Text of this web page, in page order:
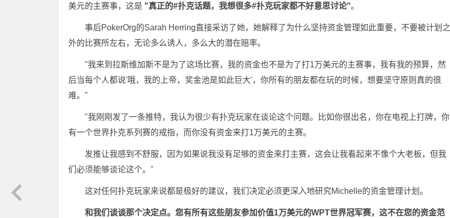
美元的主赛事，这是 "真正的#扑克话题，我想很多#扑克玩家都不好意思讨论"。
事后PokerOrg的Sarah Herring直接采访了她，她解释了为什么坚持资金管理如此重要，不要被计划之
外的比赛所左右，无论多么诱人，多么大的潜在赔率。
"我来到拉斯维加斯不是为了这场比赛，我的资金也不是为了打1万美元的主赛事，我有我的预算，然
后当每个人都说'哦，我的上帝，奖金池是如此巨大'，你所有的朋友都在玩的时候，想要坚守原则真的很
难。"
"我刚刚发了一条推特，我认为很少有扑克玩家在谈论这个问题。比如你很出名，你在电视上打牌，你
有一个世界扑克系列赛的戒指，而你没有资金来打1万美元的主赛。
发推让我感到不舒服，因为如果说我没有足够的资金来打主赛，这会让我看起来不像个大老板，但我
们必须能够谈论这个。"
这对任何扑克玩家来说都是极好的建议，我们决定必须更深入地研究Michelle的资金管理计划。
和我们谈谈那个决定点。您有所有这些朋友参加价值1万美元的WPT世界冠军赛，这不在您的资金范